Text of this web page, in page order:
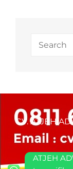
CV. ATJEH
ATJEH